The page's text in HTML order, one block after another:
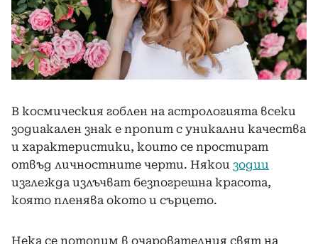
В космическия гоблен на астрологията всеки
зодиакален знак е пропит с уникални качества
и характеристики, които се простират
отвъд личностните черти. Някои зодии
изглежда излъчват безпогрешна красота,
която пленява окото и сърцето.
Нека се потопим в очарователния свят на